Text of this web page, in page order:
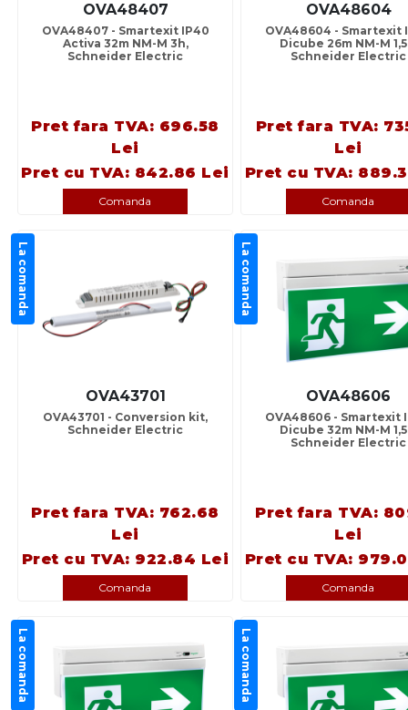
OVA48407
OVA48407 - Smartexit IP40
Activa 32m NM-M 3h,
Schneider Electric
Pret fara TVA: 696.58
Lei
Pret cu TVA: 842.86 Lei
Comanda
OVA48604
OVA48604 - Smartexit
Dicube 26m NM-M
Schneider Electric
Pret fara TVA:
Lei
Pret cu TVA:
Comanda
La comanda
OVA43701
OVA43701 - Conversion kit,
Schneider Electric
Pret fara TVA: 762.68
Lei
Pret cu TVA: 922.84 Lei
Comanda
La comanda
OVA48606
OVA48606 - Smartexit
Dicube 32m NM-M
Schneider Electric
Pret fara TVA:
Lei
Pret cu TVA:
Comanda
La comanda La comanda